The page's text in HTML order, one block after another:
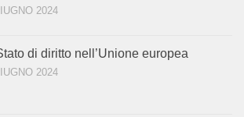
2024
di diritto nell’Unione europea
2024